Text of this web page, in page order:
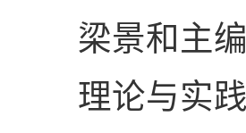
梁景和主
理论与实